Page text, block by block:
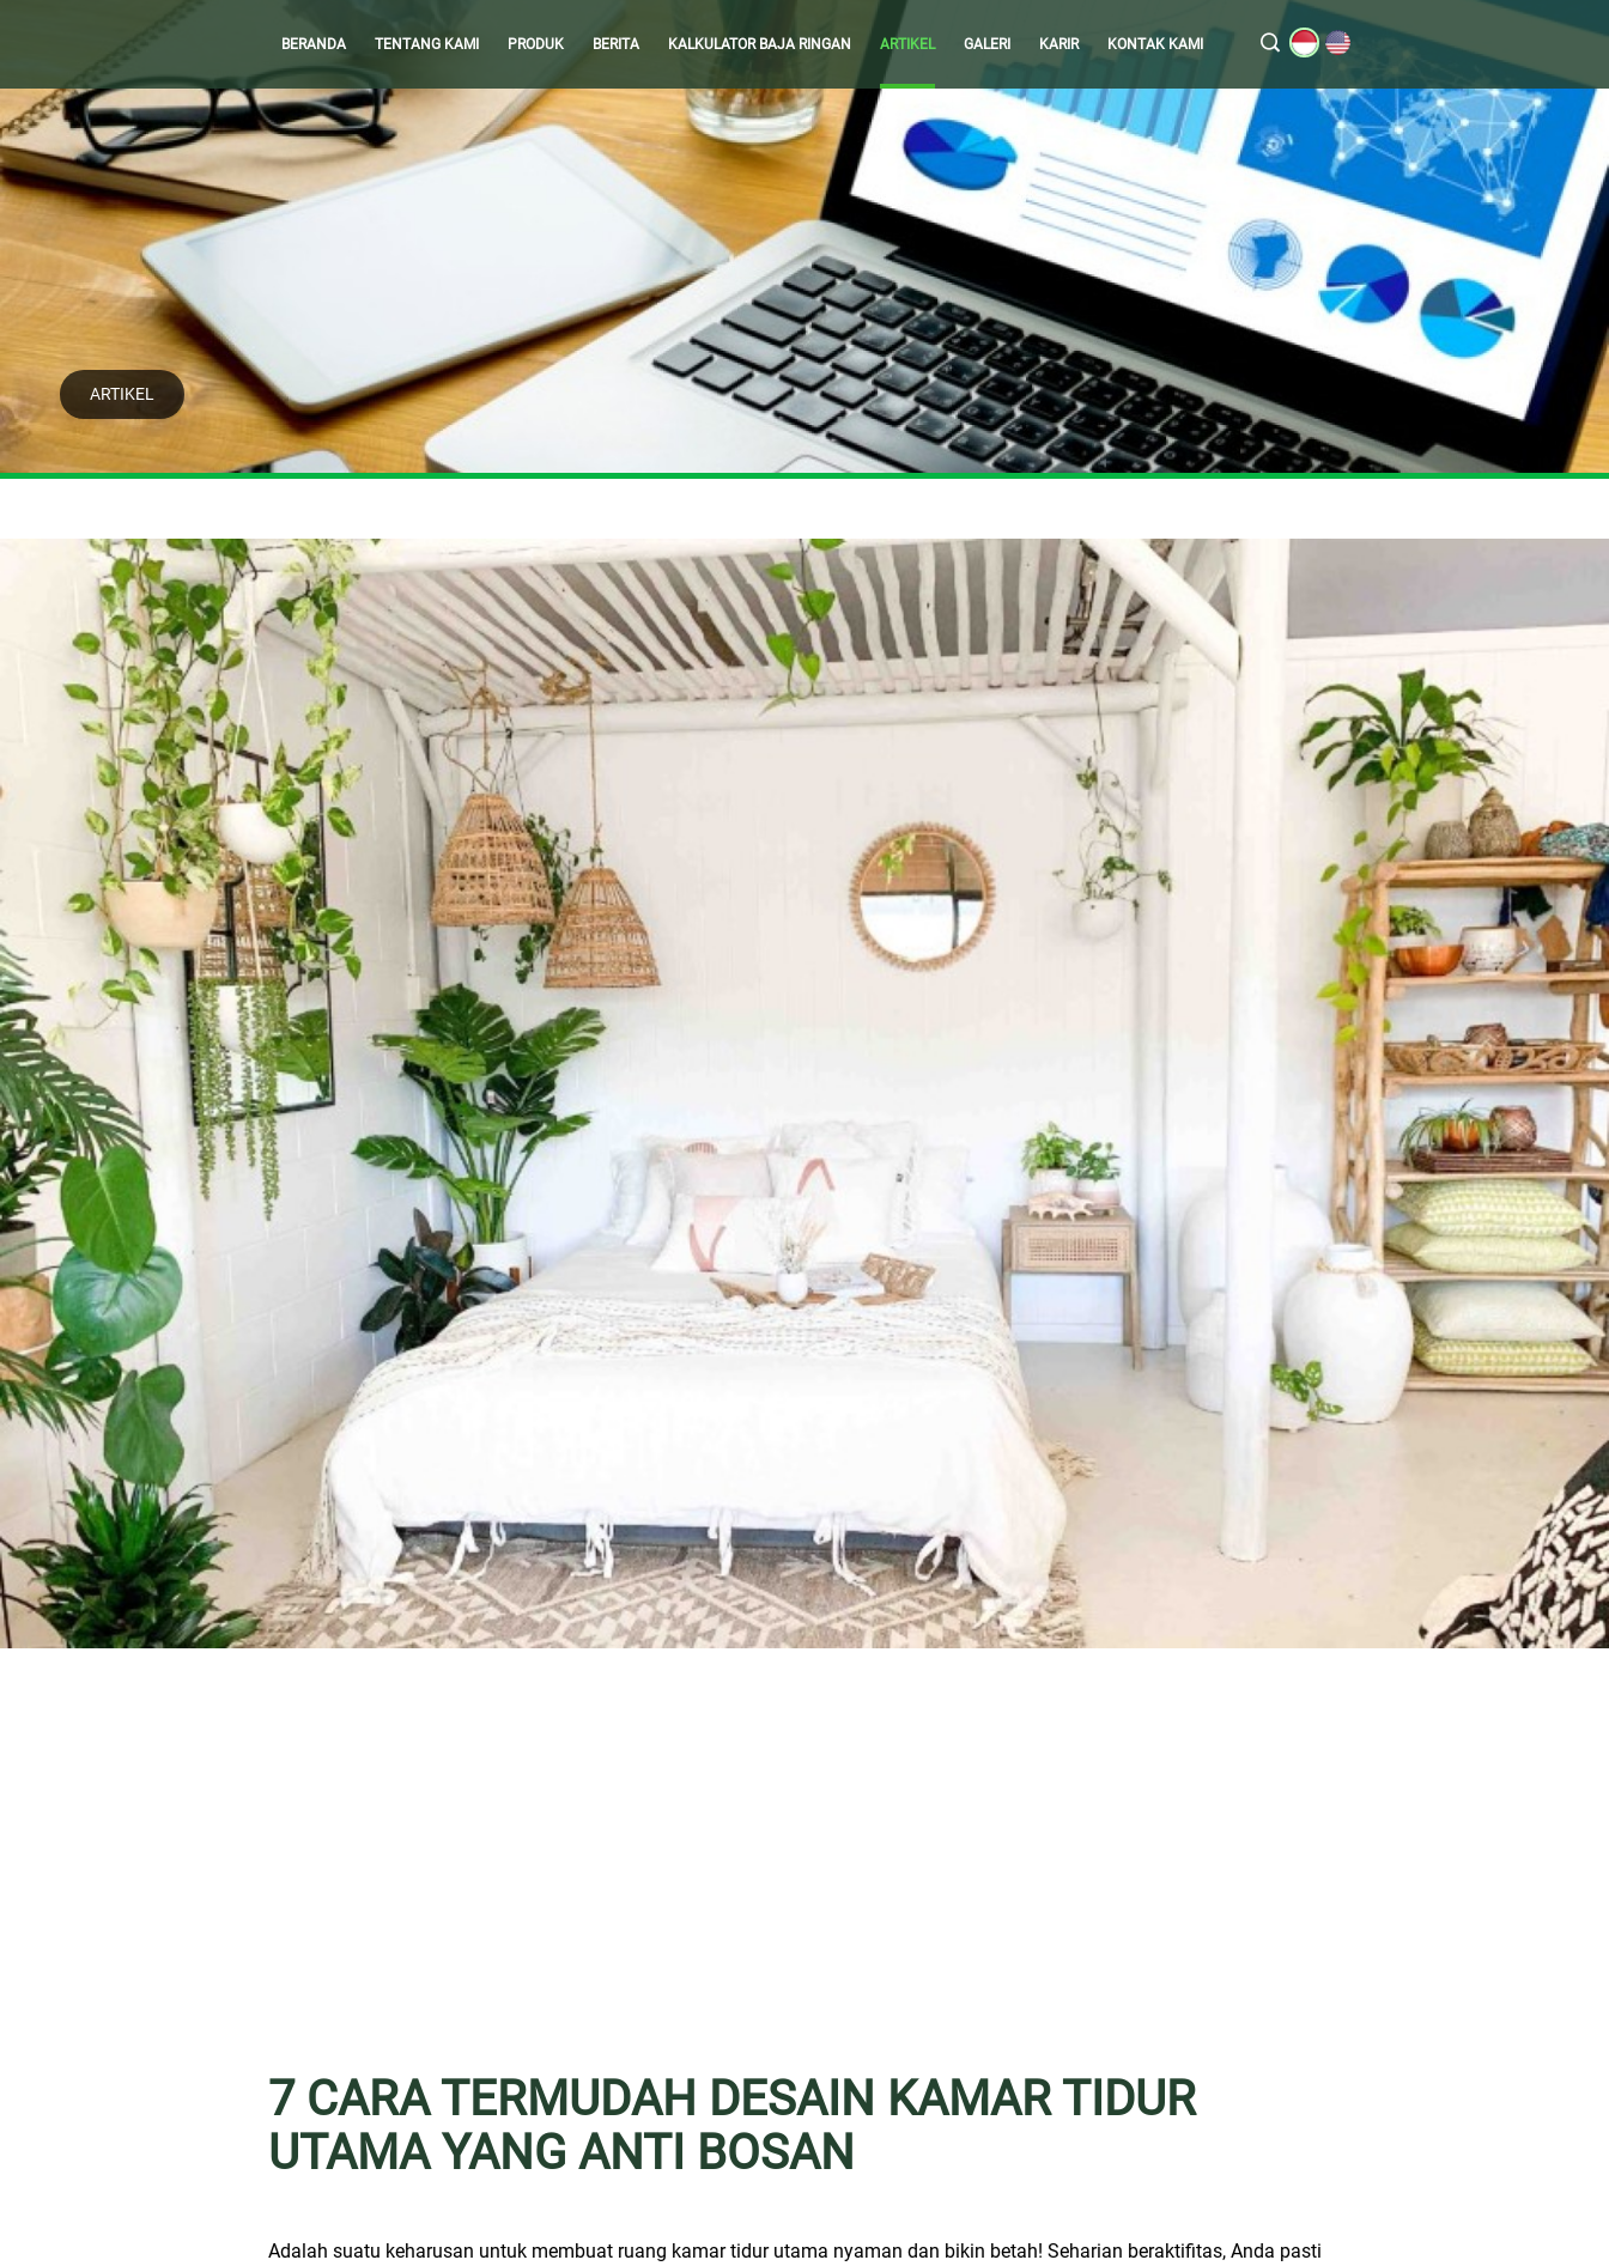
BERANDA TENTANG KAMI PRODUK BERITA KALKULATOR BAJA RINGAN ARTIKEL GALERI KARIR KONTAK KAMI
ARTIKEL
7 CARA TERMUDAH DESAIN KAMAR TIDUR
UTAMA YANG ANTI BOSAN
Adalah suatu keharusan untuk membuat ruang kamar tidur utama nyaman dan bikin betah! Seharian beraktifitas, Anda pasti